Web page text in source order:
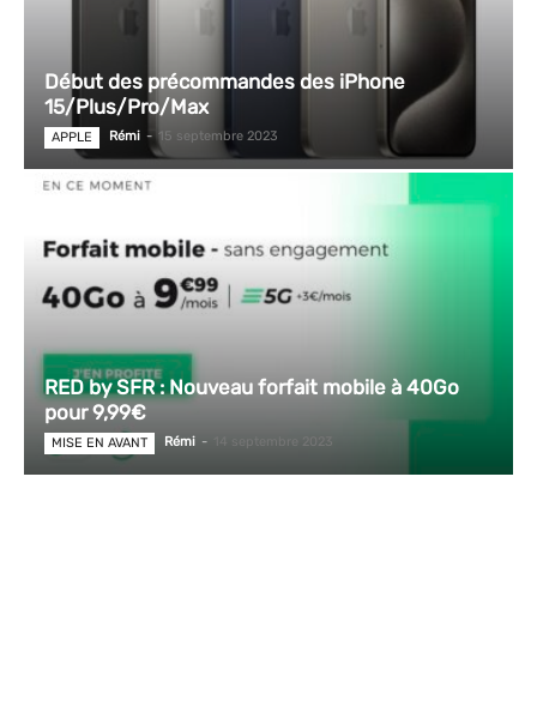
Début des précommandes des iPhone
15/Plus/Pro/Max
APPLE Rémi - 15 septembre 2023
RED by SFR : Nouveau forfait mobile à 40Go
pour 9,99€
MISE EN AVANT Rémi - 14 septembre 2023